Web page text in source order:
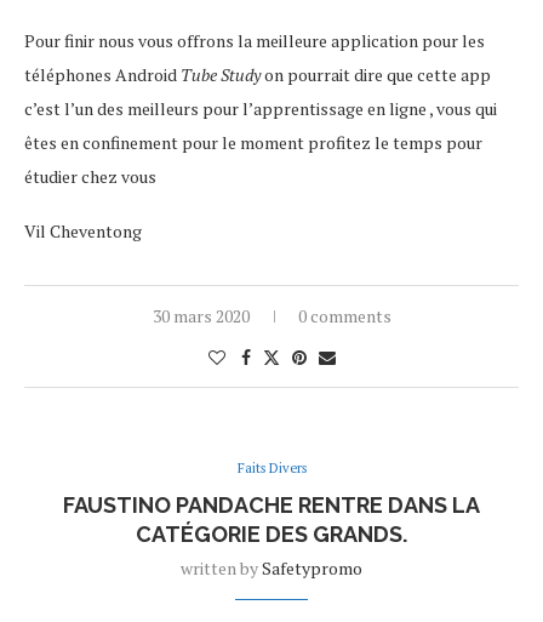
Pour finir nous vous offrons la meilleure application pour les
téléphones Android Tube Studyon pourrait dire que cette app
c’est l’un des meilleurs pour l’apprentissage en ligne , vous qui
êtes en confinement pour le moment profitez le temps pour
étudier chez vous
Vil Cheventong
30 mars 2020 0 comments
Faits Divers
FAUSTINO PANDACHE RENTRE DANS LA
CATÉGORIE DES GRANDS.
written bySafetypromo